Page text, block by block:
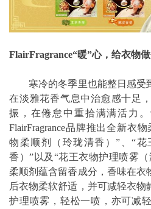
FlairFragrance“暖”心，给衣物
寒冷的冬季里也能整日感受
在淡雅花香气息中治愈感十足
振，在倦怠中重拾满满活力
FlairFragrance品牌推出全新衣
物柔顺剂（玲珑清香）”、“
香）”以及“花王衣物护理喷雾
柔顺剂蕴含留香成分，香味在衣
后衣物柔软舒适，并可减轻衣物
护理喷雾，轻松一喷，亦可减